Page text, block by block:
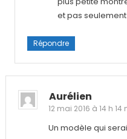
et pas
Répondre
Aurélien
12 mai 2016 à 14 h 14
Un modèle qui